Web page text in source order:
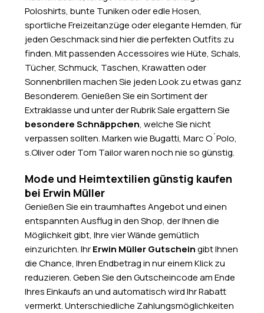
Poloshirts, bunte Tuniken oder edle Hosen,
sportliche Freizeitanzüge oder elegante Hemden, für
jeden Geschmack sind hier die perfekten Outfits zu
finden. Mit passenden Accessoires wie Hüte, Schals,
Tücher, Schmuck, Taschen, Krawatten oder
Sonnenbrillen machen Sie jeden Look zu etwas ganz
Besonderem. Genießen Sie ein Sortiment der
Extraklasse und unter der Rubrik Sale ergattern Sie
besondere Schnäppchen, welche Sie nicht
verpassen sollten. Marken wie Bugatti, Marc O´Polo,
s.Oliver oder Tom Tailor waren noch nie so günstig.
Mode und Heimtextilien günstig kaufen
bei Erwin Müller
Genießen Sie ein traumhaftes Angebot und einen
entspannten Ausflug in den Shop, der Ihnen die
Möglichkeit gibt, Ihre vier Wände gemütlich
einzurichten. IhrErwin Müller Gutscheingibt Ihnen
die Chance, Ihren Endbetrag in nur einem Klick zu
reduzieren. Geben Sie den Gutscheincode am Ende
Ihres Einkaufs an und automatisch wird Ihr Rabatt
vermerkt. Unterschiedliche Zahlungsmöglichkeiten